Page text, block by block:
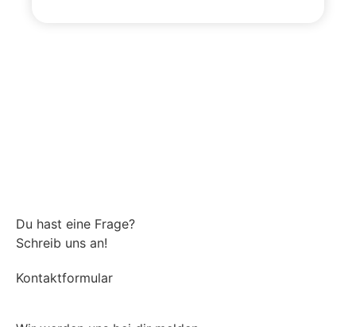
Du hast eine Frage?
Schreib uns an!
Kontaktformular